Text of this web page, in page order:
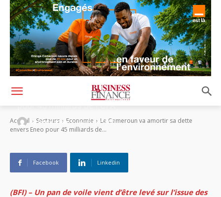
Accueil Secteurs Economie
Le Cameroun va amortir sa dette
envers Eneo pour 45 milliards de...
Le Cameroun va amortir sa dette envers Eneo
pour 45 milliards de FCFA
By Rédaction - 14 février 2020
Facebook Linkedin
(BFI) – Un pan de voile vient d’être levé sur l’issue des